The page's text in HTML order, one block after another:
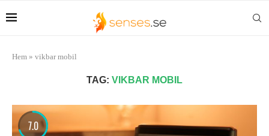
Hem » vikbar mobil
TAG: VIKBAR MOBIL
7.0